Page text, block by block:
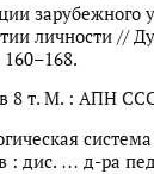
зарубежного
личности //
8 т. М. : АПН
: дис. … д-ра